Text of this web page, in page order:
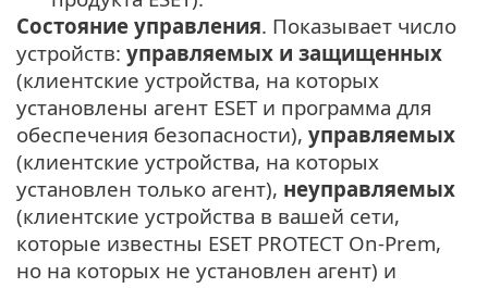
Состояние управления. Показывает число
устройств: управляемых и защищенных
(клиентские устройства, на которых
установлены агент ESET и программа для
обеспечения безопасности), управляемых
(клиентские устройства, на которых
установлен только агент), неуправляемых
(клиентские устройства в вашей сети,
которые известны ESET PROTECT On-Prem,
но на которых не установлен агент) и